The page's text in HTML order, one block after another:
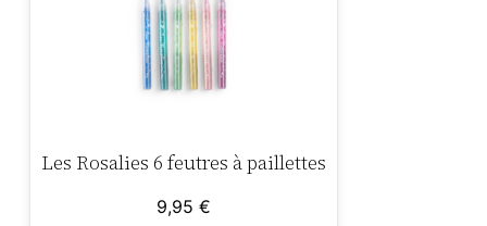
Les Rosalies 6 feutres à paillettes
9,95 €